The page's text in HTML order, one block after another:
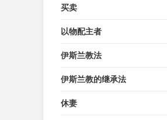
买卖
以物配主者
伊斯兰教法
伊斯兰教的继承法
休妻